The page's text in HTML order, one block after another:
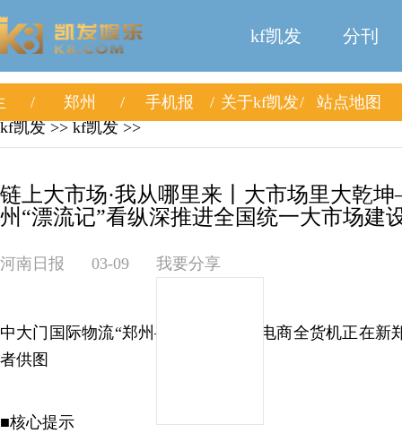
kf凯发 分刊
郑州 手机报 关于kf凯发
站点地图
kf凯发 >> kf凯发 >>
链上大市场·我从哪里来丨大市场里大乾
州“漂流记”看纵深推进全国统一大市场建
河南日报 03-09 我要分享
中大门国际物流“郑州—马德里”跨境电商全货机正在新
者供图
■核心提示